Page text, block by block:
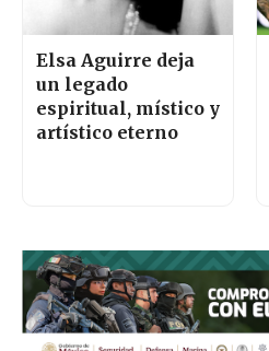
Elsa Aguirre deja
un legado
espiritual, místico y
artístico eterno